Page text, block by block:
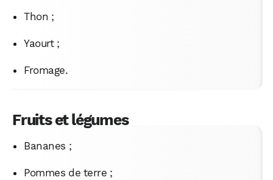
Thon ;
Yaourt ;
Fromage.
Fruits et légumes
Bananes ;
Pommes de terre ;